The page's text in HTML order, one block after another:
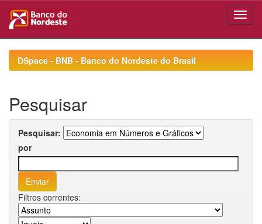
navigationDSpace - BNB - Banco do Nordeste do Brasil
Pesquisar
Pesquisar:
por
Filtros correntes: